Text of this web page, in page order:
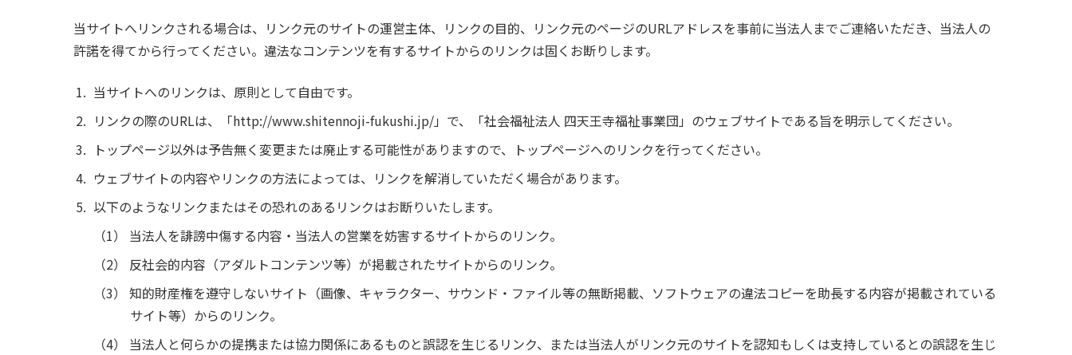
当サイトへリンクされる場合は、リンク元のサイトの運営主体、リンクの目的、リンク元のページのURLアドレスを事前に当法人までご連絡いただき、当法人の
許諾を得てから行ってください。違法なコンテンツを有するサイトからのリンクは固くお断りします。
当サイトへのリンクは、原則として自由です。
リンクの際のURLは、「http://www.shitennoji-fukushi.jp/」で、「社会福祉法人 四天王寺福祉事業団」のウェブサイトである旨を明示してください。
トップページ以外は予告無く変更または廃止する可能性がありますので、トップページへのリンクを行ってください。
ウェブサイトの内容やリンクの方法によっては、リンクを解消していただく場合があります。
以下のようなリンクまたはその恐れのあるリンクはお断りいたします。
当法人を誹謗中傷する内容・当法人の営業を妨害するサイトからのリンク。
反社会的内容（アダルトコンテンツ等）が掲載されたサイトからのリンク。
知的財産権を遵守しないサイト（画像、キャラクター、サウンド・ファイル等の無断掲載、ソフトウェアの違法コピーを助長する内容が掲載されている
サイト等）からのリンク。
当法人と何らかの提携または協力関係にあるものと誤認を生じるリンク、または当法人がリンク元のサイトを認知もしくは支持しているとの誤認を生じ